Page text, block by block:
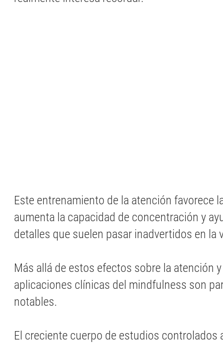
Este entrenamiento de la atención favorece
aumenta la capacidad de concentración y
detalles que suelen pasar inadvertidos en la
Más allá de estos efectos sobre la atención
aplicaciones clínicas del mindfulness son
notables.
El creciente cuerpo de estudios controlados